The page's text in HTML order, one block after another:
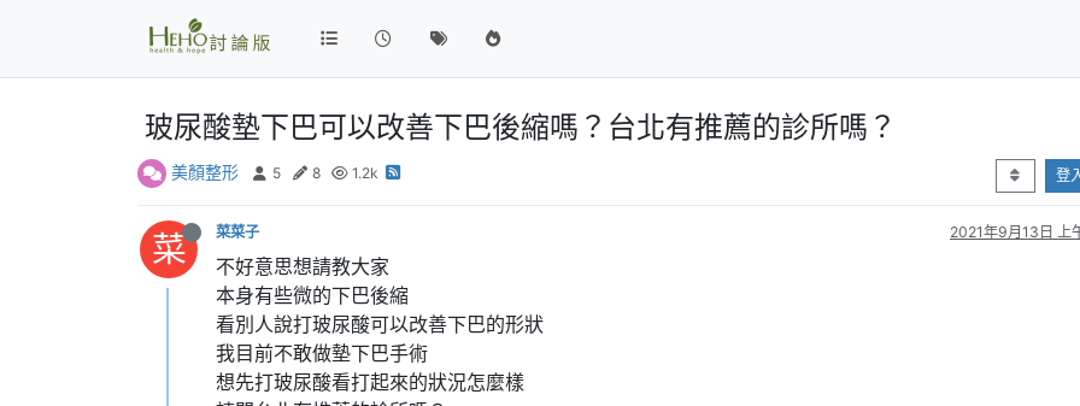
玻尿酸墊下巴可以改善下巴後縮嗎？台北有推薦的診所嗎？
美顏整形 5 8 1.2k 登
菜 菜菜子 2021年9月13日 上
不好意思想請教大家
本身有些微的下巴後縮
看別人說打玻尿酸可以改善下巴的形狀
我目前不敢做墊下巴手術
想先打玻尿酸看打起來的狀況怎麼樣